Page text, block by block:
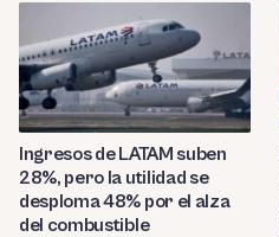
Ingresos de LATAM suben
28%, pero la utilidad se
desploma 48% por el alza
del combustible